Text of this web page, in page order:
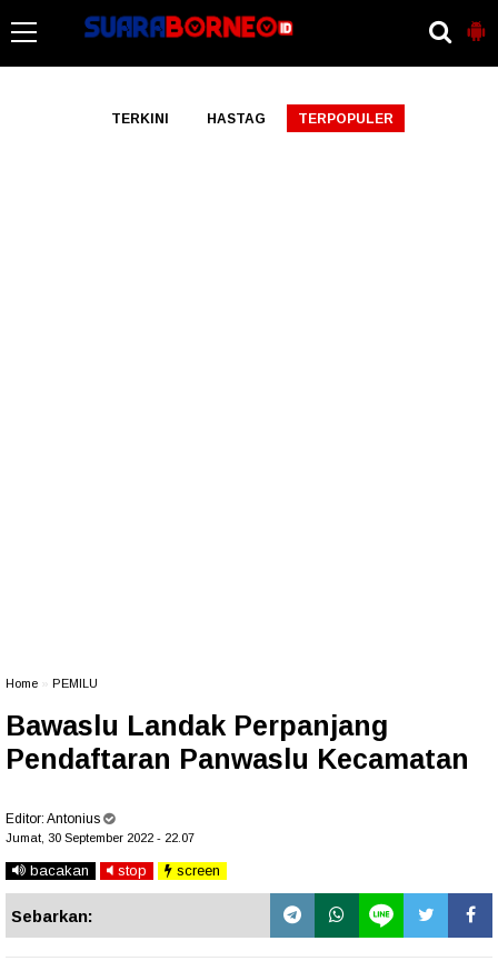
TERKINI HASTAG TERPOPULER
Home PEMILU
Bawaslu Landak Perpanjang
Pendaftaran Panwaslu Kecamatan
Editor: Antonius
Jumat, 30 September 2022 - 22.07
bacakan stop screen
Sebarkan: